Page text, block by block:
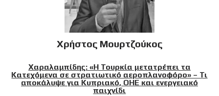
Χρήστος Μουρτζούκος
Χαραλαμπίδης: «Η Τουρκία μετατρέπει τα
Κατεχόμενα σε στρατιωτικό αεροπλανοφόρο» – Τι
αποκάλυψε για Κυπριακό, ΟΗΕ και ενεργειακό
παιχνίδι